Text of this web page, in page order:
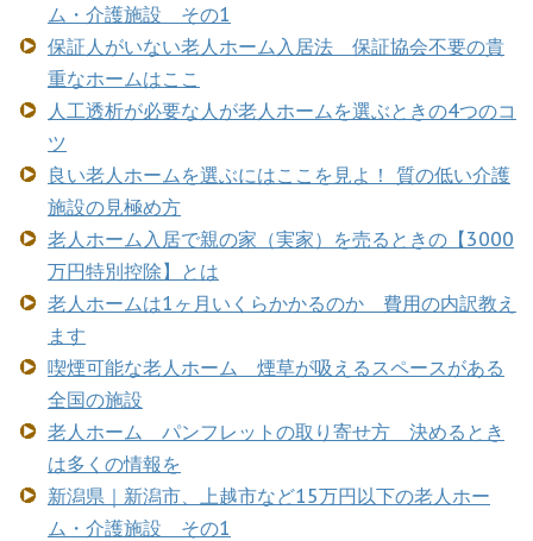
ム・介護施設 その1
保証人がいない老人ホーム入居法 保証協会不要の貴
重なホームはここ
人工透析が必要な人が老人ホームを選ぶときの4つのコ
ツ
良い老人ホームを選ぶにはここを見よ！ 質の低い介護
施設の見極め方
老人ホーム入居で親の家（実家）を売るときの【3000
万円特別控除】とは
老人ホームは1ヶ月いくらかかるのか 費用の内訳教え
ます
喫煙可能な老人ホーム 煙草が吸えるスペースがある
全国の施設
老人ホーム パンフレットの取り寄せ方 決めるとき
は多くの情報を
新潟県｜新潟市、上越市など15万円以下の老人ホー
ム・介護施設 その1